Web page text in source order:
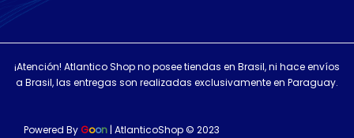
¡Atención! Atlantico Shop no posee tiendas en Brasil, ni hace envíos
a Brasil, las entregas son realizadas exclusivamente en Paraguay.
Powered By Goon | AtlanticoShop © 2023